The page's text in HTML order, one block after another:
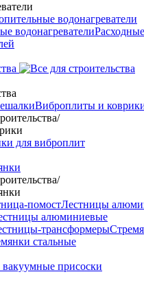
водонагреватели
водонагреватели
Виброплиты и
/
для виброплит
/
помостЛестницы
алюминиевые
трансформеры
стальные
присоски